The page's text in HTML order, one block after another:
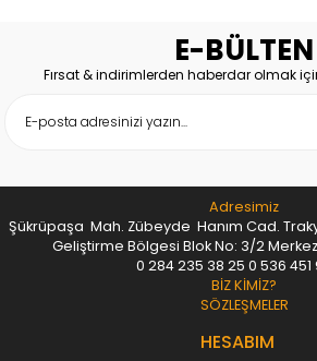
E-BÜLTEN
Fırsat & indirimlerden haberdar olmak
Adresimiz
Şükrüpaşa Mah. Zübeyde Hanım Cad.
Geliştirme Bölgesi Blok No: 3/2
0 284 235 38 25 0 536 451
BİZ KİMİZ?
SÖZLEŞMELER
HESABIM